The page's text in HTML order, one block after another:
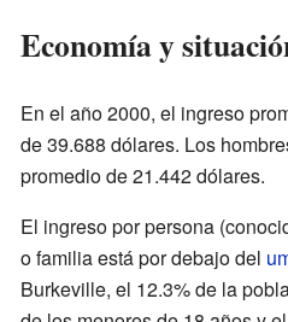
Economía y
En el año 2000, el ingreso
de 39.688 dólares. Los
promedio de 21.442 dólares.
El ingreso por persona
o familia está por debajo del
Burkeville, el 12.3% de la